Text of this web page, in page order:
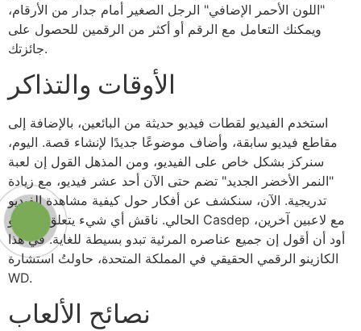
"اللون الأحمر الإضافي" الرجل الصغير أمام جدار من الأرقام،
ويمكنك التعامل مع الرقم أو أكثر من الرقمين للحصول على
جائزتك.
الأوقات والتذاكر
استخدم الفيديو لقطات فيديو حديثة من البائعين، بالإضافة إلى
مقاطع فيديو سابقة، وأضاف موضوعًا جديدًا لإنشاء قصة. اليوم،
سنركز بشكل خاص على الفيديو، ومن المذهل القول إن لعبة
"النمر الأخضر الجديد" تضم حتى الآن أحد عشر فيديو، مع زيادة
تدريجية. الآن، سنكشف عن أفكار حول كيفية مشاهدة الفيديو
الحالي. ناقش أي شيء يتعلق بكازينو Casdep مع لاعبين آخرين،
أود أن أقول إن جميع عناصره المرئية تبدو بسيطة للغاية. في هذا
الكازينو الرقمي الحقيقي في المملكة المتحدة، حاولتُ استشارة
WD.
نصائح الألعاب